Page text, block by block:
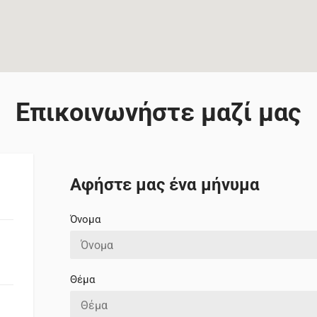
Επικοινωνήστε μαζί μας
Αφήστε μας ένα μήνυμα
Όνομα
Θέμα